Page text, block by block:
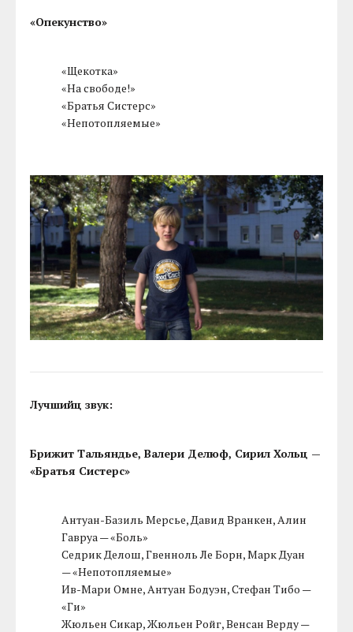
«Опекунство»
«Щекотка»
«На свободе!»
«Братья Систерс»
«Непотопляемые»
Лучшийц звук:
Брижит Тальяндье, Валери Делюф, Сирил Хольц —
«Братья Систерс»
Антуан-Базиль Мерсье, Давид Вранкен, Алин
Гавруа — «Боль»
Седрик Делош, Гвенноль Ле Борн, Марк Дуан
— «Непотопляемые»
Ив-Мари Омне, Антуан Бодуэн, Стефан Тибо —
«Ги»
Жюльен Сикар, Жюльен Ройг, Венсан Верду —